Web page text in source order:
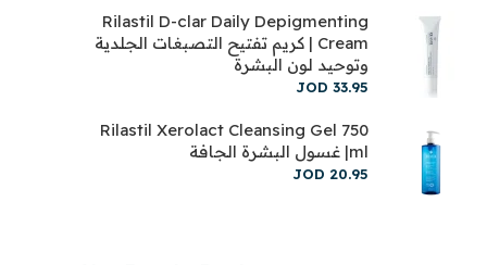
Rilastil D-clar Daily Depigmenting
Cream | كريم تفتيح التصبغات الجلدية
وتوحيد لون البشرة
JOD 33.95
Rilastil Xerolact Cleansing Gel 750
ml| غسول البشرة الجافة
JOD 20.95